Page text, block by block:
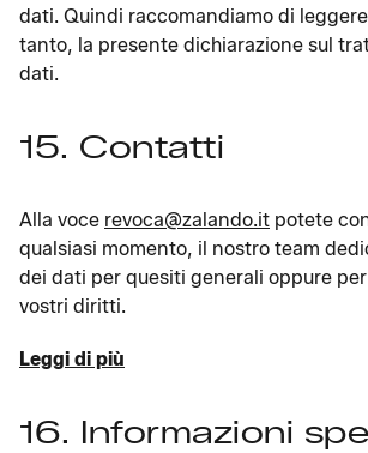
dati. Quindi raccomandiamo di
tanto, la presente dichiarazione sul
dati.
15. Contatti
Alla voce revoca@zalando.it potete
qualsiasi momento, il nostro team
dei dati per quesiti generali oppure
vostri diritti.
Leggi di più
16. Informazioni